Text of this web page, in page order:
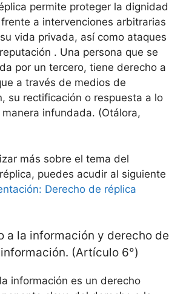
permite proteger la dignidad
a intervenciones arbitrarias
vida privada, así como ataques
. Una persona que se
por un tercero, tiene derecho a
a través de medios de
su rectificación o respuesta a lo
infundada. (Otálora,
más sobre el tema del
puedes acudir al siguiente
Derecho de réplica
a la información y derecho de
(Artículo 6°)
información es un derecho